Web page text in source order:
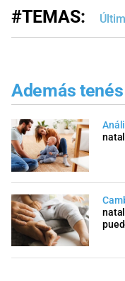
#TEMAS:
Además